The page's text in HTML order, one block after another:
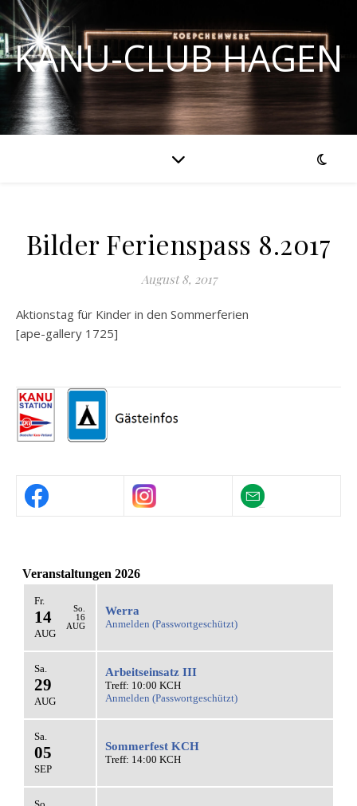
KANU-CLUB HAGEN
Bilder Ferienspass 8.2017
August 8, 2017
Aktionstag für Kinder in den Sommerferien
[ape-gallery 1725]